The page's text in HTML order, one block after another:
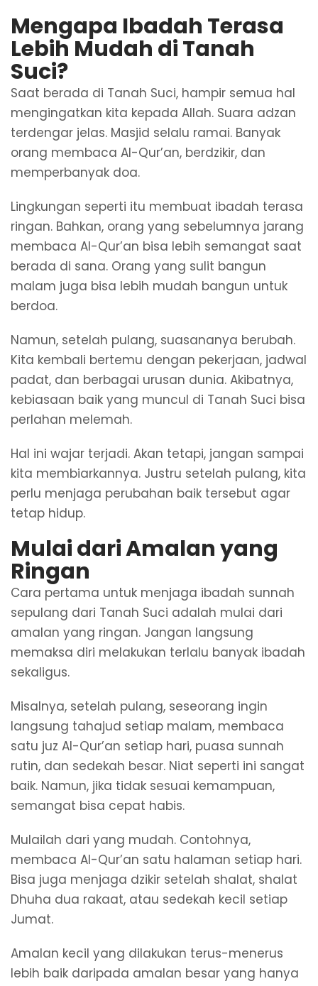
Mengapa Ibadah Terasa
Lebih Mudah di Tanah
Suci?
Saat berada di Tanah Suci, hampir semua hal
mengingatkan kita kepada Allah. Suara adzan
terdengar jelas. Masjid selalu ramai. Banyak
orang membaca Al-Qur’an, berdzikir, dan
memperbanyak doa.
Lingkungan seperti itu membuat ibadah terasa
ringan. Bahkan, orang yang sebelumnya jarang
membaca Al-Qur’an bisa lebih semangat saat
berada di sana. Orang yang sulit bangun
malam juga bisa lebih mudah bangun untuk
berdoa.
Namun, setelah pulang, suasananya berubah.
Kita kembali bertemu dengan pekerjaan, jadwal
padat, dan berbagai urusan dunia. Akibatnya,
kebiasaan baik yang muncul di Tanah Suci bisa
perlahan melemah.
Hal ini wajar terjadi. Akan tetapi, jangan sampai
kita membiarkannya. Justru setelah pulang, kita
perlu menjaga perubahan baik tersebut agar
tetap hidup.
Mulai dari Amalan yang
Ringan
Cara pertama untuk menjaga ibadah sunnah
sepulang dari Tanah Suci adalah mulai dari
amalan yang ringan. Jangan langsung
memaksa diri melakukan terlalu banyak ibadah
sekaligus.
Misalnya, setelah pulang, seseorang ingin
langsung tahajud setiap malam, membaca
satu juz Al-Qur’an setiap hari, puasa sunnah
rutin, dan sedekah besar. Niat seperti ini sangat
baik. Namun, jika tidak sesuai kemampuan,
semangat bisa cepat habis.
Mulailah dari yang mudah. Contohnya,
membaca Al-Qur’an satu halaman setiap hari.
Bisa juga menjaga dzikir setelah shalat, shalat
Dhuha dua rakaat, atau sedekah kecil setiap
Jumat.
Amalan kecil yang dilakukan terus-menerus
lebih baik daripada amalan besar yang hanya